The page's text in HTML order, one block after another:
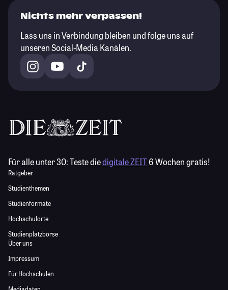
Nichts mehr verpassen!
Lass uns in Verbindung bleiben und folge uns auf
unseren Social-Media Kanälen.
Für alle unter 30:Teste diedigitale ZEIT6 Wochen gratis!
Ratgeber
Studienthemen
Studienformate
Hochschulorte
Studienplatzbörse
Über uns
Impressum
Für Hochschulen